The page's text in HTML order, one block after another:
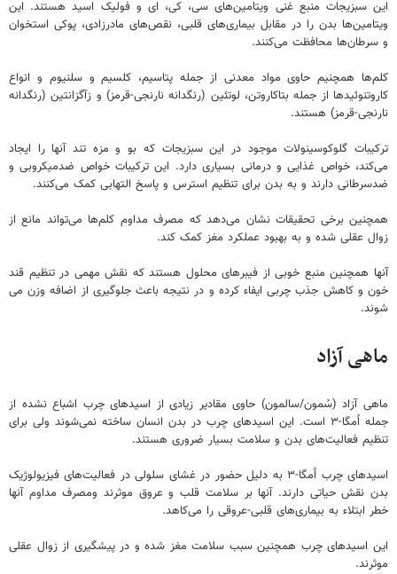
این سبزیجات منبع غنی ویتامین‌های سی، کی، ای و فولیک اسید هستند. این
ویتامین‌ها بدن را در مقابل بیماری‌های قلبی، نقص‌های مادرزادی، پوکی استخوان
و سرطان‌ها محافظت می‌کنند.
کلم‌ها همچنیم حاوی مواد معدنی از جمله پتاسیم، کلسیم و سلنیوم و انواع
کاروتنوئیدها از جمله بتاکاروتن، لوتئین (رنگدانه نارنجی-قرمز) و زآگزانتین (رنگدانه
نارنجی-قرمز) هستند.
ترکیبات گلوکوسینولات موجود در این سبزیجات که بو و مزه تند آنها را ایجاد
می‌کند، خواص غذایی و درمانی بسیاری دارد. این ترکیبات خواص ضدمیکروبی و
ضدسرطانی دارند و به بدن برای تنظیم استرس و پاسخ التهابی کمک می‌کنند.
همچنین برخی تحقیقات نشان می‌دهد که مصرف مداوم کلم‌ها می‌تواند مانع از
زوال عقلی شده و به بهبود عملکرد مغز کمک کند.
آنها همچنین منبع خوبی از فیبرهای محلول هستند که نقش مهمی در تنظیم قند
خون و کاهش جذب چربی ایفاء کرده و در نتیجه باعث جلوگیری از اضافه وزن می
شوند.
ماهی آزاد
ماهی آزاد (سُمون/سالمون) حاوی مقادیر زیادی از اسیدهای چرب اشباع نشده از
جمله اُمگا-۳ است. این اسیدهای چرب در بدن انسان ساخته نمی‌شوند ولی برای
تنظیم فعالیت‌های بدن و سلامت بسیار ضروری هستند.
اسیدهای چرب اُمگا-۳ به دلیل حضور در غشای سلولی در فعالیت‌های فیزیولوژیک
بدن نقش حیاتی دارند. آنها بر سلامت قلب و عروق موثرند ومصرف مداوم آنها
خطر ابتلاء به بیماری‌های قلبی-عروقی را می‌کاهد.
این اسیدهای چرب همچنین سبب سلامت مغز شده و در پیشگیری از زوال عقلی
موثرند.